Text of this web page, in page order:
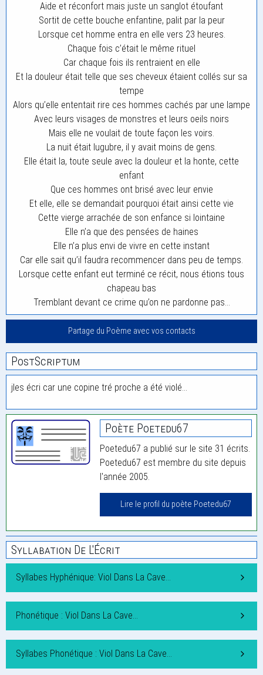
Aide et réconfort mais juste un sanglot étoufant
Sortit de cette bouche enfantine, palit par la peur
Lorsque cet homme entra en elle vers 23 heures.
Chaque fois c’était le même rituel
Car chaque fois ils rentraient en elle
Et la douleur était telle que ses cheveux étaient collés sur sa
tempe
Alors qu’elle ententait rire ces hommes cachés par une lampe
Avec leurs visages de monstres et leurs oeils noirs
Mais elle ne voulait de toute façon les voirs.
La nuit était lugubre, il y avait moins de gens.
Elle était la, toute seule avec la douleur et la honte, cette
enfant
Que ces hommes ont brisé avec leur envie
Et elle, elle se demandait pourquoi était ainsi cette vie
Cette vierge arrachée de son enfance si lointaine
Elle n’a que des pensées de haines
Elle n’a plus envi de vivre en cette instant
Car elle sait qu’il faudra recommencer dans peu de temps.
Lorsque cette enfant eut terminé ce récit, nous étions tous
chapeau bas
Tremblant devant ce crime qu’on ne pardonne pas…
Partage du Poème avec vos contacts
PostScriptum
jles écri car une copine tré proche a été violé…
Poète Poetedu67
Poetedu67 a publié sur le site 31 écrits.
Poetedu67 est membre du site depuis
l'année 2005.
Lire le profil du poète Poetedu67
Syllabation De L'Écrit
Syllabes Hyphénique: Viol Dans La Cave…
Phonétique : Viol Dans La Cave…
Syllabes Phonétique : Viol Dans La Cave…